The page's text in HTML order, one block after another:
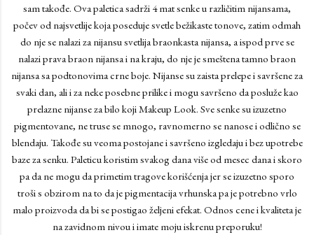
sam takođe. Ova paletica sadrži 4 mat senke u različitim nijansama,
počev od najsvetlije koja poseduje svetle bežikaste tonove, zatim odmah
do nje se nalazi za nijansu svetlija braonkasta nijansa, a ispod prve se
nalazi prava braon nijansa i na kraju, do nje je smeštena tamno braon
nijansa sa podtonovima crne boje. Nijanse su zaista prelepe i savršene za
svaki dan, ali i za neke posebne prilike i mogu savršeno da posluže kao
prelazne nijanse za bilo koji Makeup Look. Sve senke su izuzetno
pigmentovane, ne truse se mnogo, ravnomerno se nanose i odlično se
blendaju. Takođe su veoma postojane i savršeno izgledaju i bez upotrebe
baze za senku. Paleticu koristim svakog dana više od mesec dana i skoro
pa da ne mogu da primetim tragove korišćenja jer se izuzetno sporo
troši s obzirom na to da je pigmentacija vrhunska pa je potrebno vrlo
malo proizvoda da bi se postigao željeni efekat. Odnos cene i kvaliteta je
na zavidnom nivou i imate moju iskrenu preporuku!